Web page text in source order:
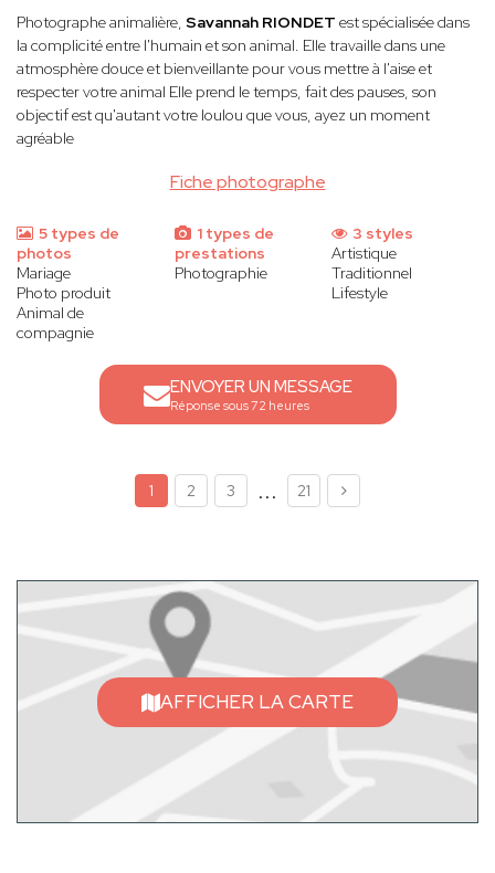
Fiche photographe
Photographe animalière, Savannah RIONDET est spécialisée dans
la complicité entre l'humain et son animal. Elle travaille dans une
atmosphère douce et bienveillante pour vous mettre à l'aise et
respecter votre animal Elle prend le temps, fait des pauses, son
objectif est qu'autant votre loulou que vous, ayez un moment
agréable
5 types de
photos
Mariage
Photo produit
Animal de
compagnie
1 types de
prestations
Photographie
3 styles
Artistique
Traditionnel
Lifestyle
ENVOYER UN MESSAGE
Réponse sous 72 heures
1 2 3 ... 21
AFFICHER LA CARTE